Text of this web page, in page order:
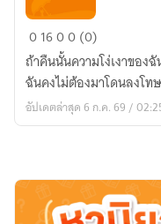
love
from
a
demon
for
เทพ(เถาะ)จำเป็น
01600 (0)
ถ้าคืนนั้นความโง่เงาของ
ฉันคงไม่ต้องมาโดนลงโ
อัปเดตล่าสุด 6 ก.ค. 69 /